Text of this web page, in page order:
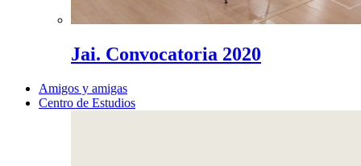
Jai. Convocatoria 2020
Amigos y amigas
Centro de Estudios